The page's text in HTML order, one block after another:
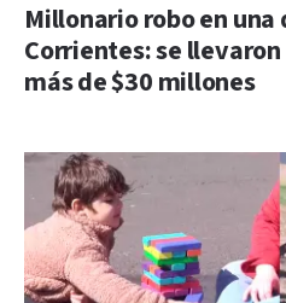
Millonario robo en
Corrientes: se
más de $30 millones